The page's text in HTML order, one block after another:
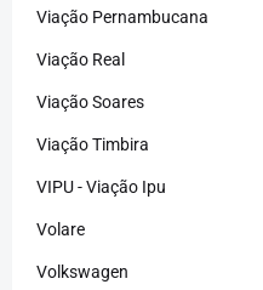
Viação Pernambucana
Viação Real
Viação Soares
Viação Timbira
VIPU - Viação Ipu
Volare
Volkswagen